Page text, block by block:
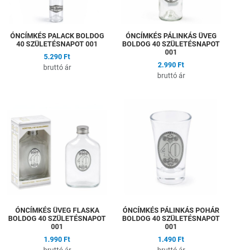
ÓNCÍMKÉS PALACK BOLDOG
40 SZÜLETÉSNAPOT 001
5.290 Ft
bruttó ár
ÓNCÍMKÉS PÁLINKÁS ÜVEG
BOLDOG 40 SZÜLETÉSNAPOT
001
2.990 Ft
bruttó ár
Összehasonlítás
ÓNCÍMKÉS ÜVEG FLASKA
BOLDOG 40 SZÜLETÉSNAPOT
001
1.990 Ft
ÓNCÍMKÉS PÁLINKÁS POHÁR
BOLDOG 40 SZÜLETÉSNAPOT
001
1.490 Ft